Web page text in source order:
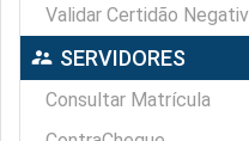
Validar Certidão
supervisor_account SERVIDORES
Consultar Matrícula